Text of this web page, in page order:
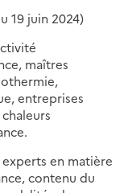
19 juin 2024)
maîtres
entreprises
en matière
contenu du